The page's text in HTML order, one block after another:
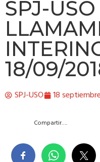
SPJ-
18/09/
SPJ-USO 18
Compartir….